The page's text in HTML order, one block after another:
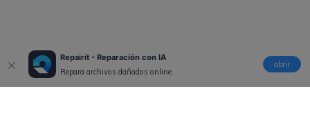
Repairit - Reparación con IA
Repara archivos dañados online.
abrir